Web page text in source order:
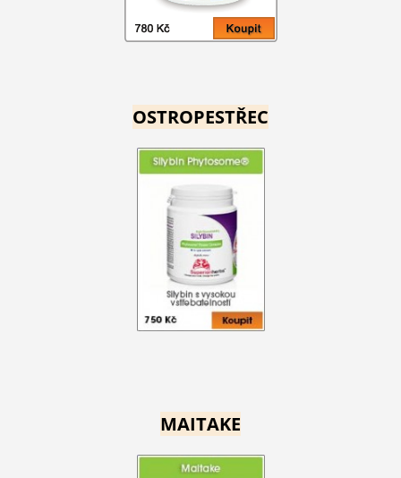
OSTROPESTŘEC
MAITAKE